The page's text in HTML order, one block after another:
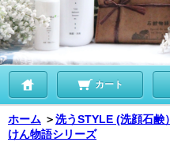
カート
ホーム ＞洗うSTYLE (洗顔石鹸）
けん物語シリーズ